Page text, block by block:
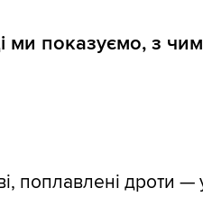
показуємо, з
поплавлені дроти